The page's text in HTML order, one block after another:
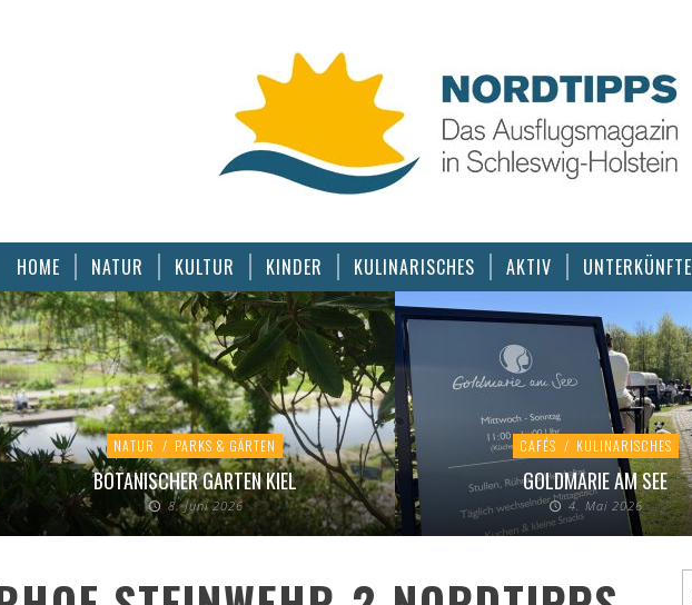
HOME NATUR KULTUR KINDER KULINARISCHES AKTIV UNTERKÜNFTE
NATUR / PARKS & GÄRTEN
BOTANISCHER GARTEN KIEL
8. Juni 2026
CAFÉS / KULINARISCHES
GOLDMARIE AM SEE
4. Mai 2026